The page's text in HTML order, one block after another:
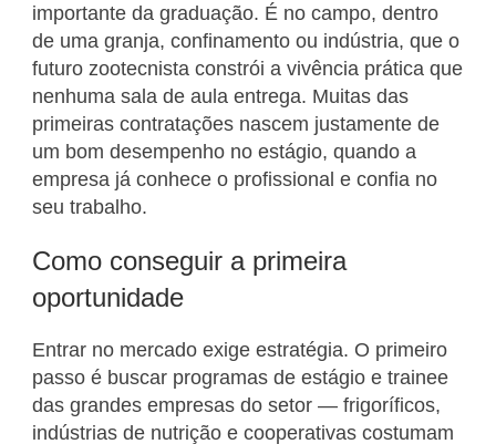
importante da graduação. É no campo, dentro
de uma granja, confinamento ou indústria, que o
futuro zootecnista constrói a vivência prática que
nenhuma sala de aula entrega. Muitas das
primeiras contratações nascem justamente de
um bom desempenho no estágio, quando a
empresa já conhece o profissional e confia no
seu trabalho.
Como conseguir a primeira
oportunidade
Entrar no mercado exige estratégia. O primeiro
passo é buscar programas de estágio e trainee
das grandes empresas do setor — frigoríficos,
indústrias de nutrição e cooperativas costumam